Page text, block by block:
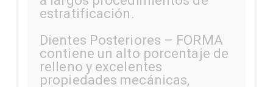
estratificación.
Dientes Posteriores – FORMA
contiene un alto porcentaje de
relleno y excelentes
propiedades mecánicas,